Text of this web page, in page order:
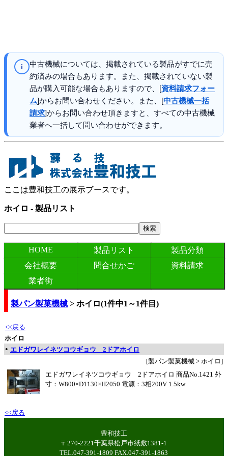
i
中古機械については、掲載されている製品がすでに売
約済みの場合もあります。また、掲載されていない製
品が購入可能な場合もありますので、[資料請求フォー
ム]からお問い合わせください。また、[中古機械一括
請求]からお問い合わせ頂きますと、すべての中古機械
業者へ一括して問い合わせができます。
ここは豊和技工の展示ブースです。
ホイロ - 製品リスト
HOME 製品リスト
製品分類
会社概要
問合せかご
資料請求
業者街
製パン製菓機械 > ホイロ(1件中1 ～1件目)
<<戻る
ホイロ
• エドガワレイネツコウギョウ 2ドアホイロ
[製パン製菓機械 > ホイロ]
エドガワレイネツコウギョウ 2ドアホイロ 商品No.1421 外
寸：W800×D1130×H2050 電源：3相200V 1.5kw
<<戻る
豊和技工
〒270-2221千葉県松戸市紙敷1381-1
TEL.047-391-1809 FAX.047-391-1863